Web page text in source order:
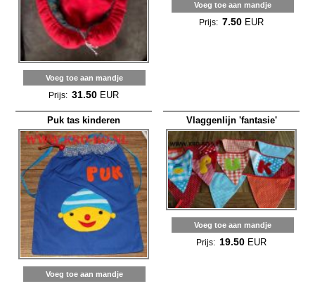
Voeg toe aan mandje
Prijs: 31.50 EUR
Voeg toe aan mandje
Prijs: 7.50 EUR
Puk tas kinderen
Voeg toe aan mandje
Vlaggenlijn 'fantasie'
Voeg toe aan mandje
Prijs: 19.50 EUR